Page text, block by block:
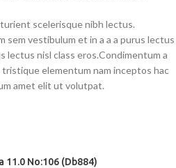
scelerisque nibh lectus.
sem vestibulum et in a a a purus lectus
nisl class eros.Condimentum a
elementum nam inceptos hac
amet elit ut volutpat.
11.0 No:106 (Db884)